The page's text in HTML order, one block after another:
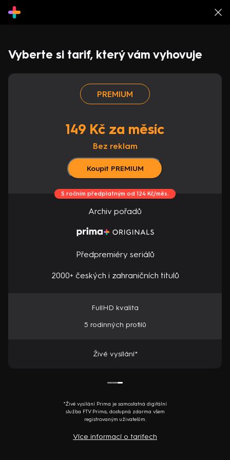
Vyberte si tarif, který vám vyhovuje
PREMIUM
149 Kč za měsíc
Bez reklam
Koupit PREMIUM
S ročním předplatným od 124 Kč/měs.
Archiv pořadů
Předpremiéry seriálů
2000+ českých i zahraničních titulů
FullHD kvalita
5 rodinných profilů
Živé vysílání*
*Živé vysílání Prima je samostatná digitální
služba FTV Prima, dostupná zdarma všem
registrovaným uživatelům.
Více informací o tarifech